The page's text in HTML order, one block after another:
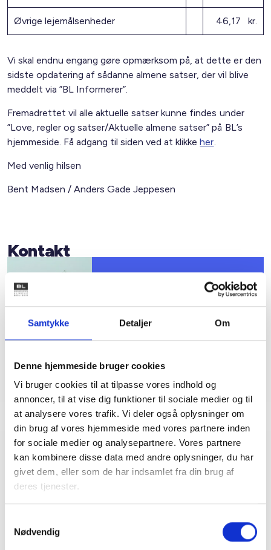
Samtykke Detaljer Om
Denne hjemmeside bruger cookies
Vi bruger cookies til at tilpasse vores indhold og
annoncer, til at vise dig funktioner til sociale medier og til
at analysere vores trafik. Vi deler også oplysninger om
din brug af vores hjemmeside med vores partnere inden
for sociale medier og analysepartnere. Vores partnere
kan kombinere disse data med andre oplysninger, du har
givet dem, eller som de har indsamlet fra din brug af
deres tjenester.
Nødvendig
Øvrige lejemålsenheder 46,17 kr.
Vi skal endnu engang gøre opmærksom på, at dette er den
sidste opdatering af sådanne almene satser, der vil blive
meddelt via ”BL Informerer”.
Fremadrettet vil alle aktuelle satser kunne findes under
”Love, regler og satser/Aktuelle almene satser” på BL’s
hjemmeside. Få adgang til siden ved at klikkeher.
Med venlig hilsen
Bent Madsen / Anders Gade Jeppesen
Kontakt
Bent Madsen
Tlf: 28 88 18 77
Mail: bma@bl.dk
Relateret indhold Viden
ejendomme skal være klar senest 1. januar
2027